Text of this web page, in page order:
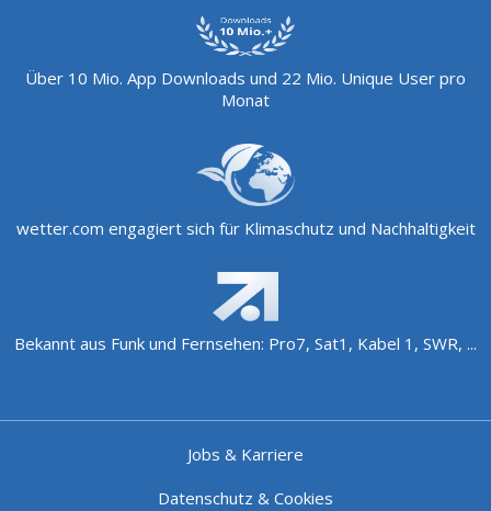
Über 10 Mio. App Downloads und 22 Mio. Unique User pro
Monat
wetter.com engagiert sich für Klimaschutz und Nachhaltigkeit
Bekannt aus Funk und Fernsehen: Pro7, Sat1, Kabel 1, SWR, ...
Jobs & Karriere
Datenschutz & Cookies